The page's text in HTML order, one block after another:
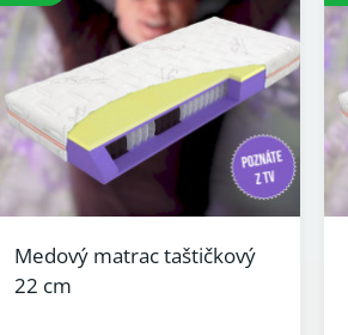
Medový matrac taštičkový
22 cm